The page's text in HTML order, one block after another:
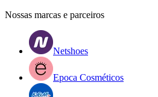
Nossas marcas e parceiros
Netshoes
Epoca Cosméticos